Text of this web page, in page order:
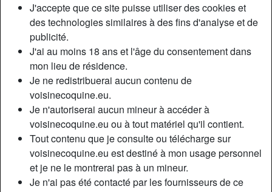
J'accepte que ce site puisse utiliser des cookies et
des technologies similaires à des fins d'analyse et de
publicité.
J'ai au moins 18 ans et l'âge du consentement dans
mon lieu de résidence.
Je ne redistribuerai aucun contenu de
voisinecoquine.eu.
Je n'autoriserai aucun mineur à accéder à
voisinecoquine.eu ou à tout matériel qu'il contient.
Tout contenu que je consulte ou télécharge sur
voisinecoquine.eu est destiné à mon usage personnel
et je ne le montrerai pas à un mineur.
Je n'ai pas été contacté par les fournisseurs de ce
Nickname:
FrancineC
Âge:
38
Pays:
France
Département:
Val-de-Marne
Sexe:
Femme